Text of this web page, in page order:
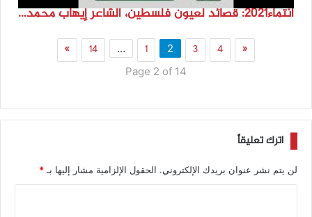
انتماء2021: قصائد لعيون فلسطين، الشاعر إيهاب محمد، لبنان
«
1 2 3 4
…
14
»
Page 2 of 14
اترك تعليقاً
لن يتم نشر عنوان بريدك الإلكتروني. الحقول الإلزامية مشار إليها بـ *